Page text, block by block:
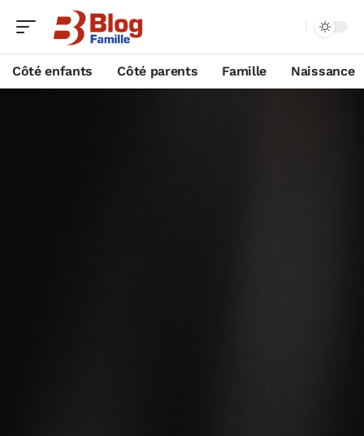
Côté enfants Côté parents Famille Naissance